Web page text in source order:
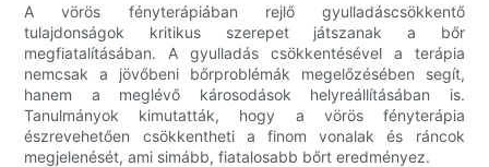
A vörös fényterápiában rejlő gyulladáscsökkentő
tulajdonságok kritikus szerepet játszanak a bőr
megfiatalításában. A gyulladás csökkentésével a terápia
nemcsak a jövőbeni bőrproblémák megelőzésében segít,
hanem a meglévő károsodások helyreállításában is.
Tanulmányok kimutatták, hogy a vörös fényterápia
észrevehetően csökkentheti a finom vonalak és ráncok
megjelenését, ami simább, fiatalosabb bőrt eredményez.